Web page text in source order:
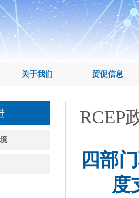
关于我们 贸促信息
RCEP
四部
度